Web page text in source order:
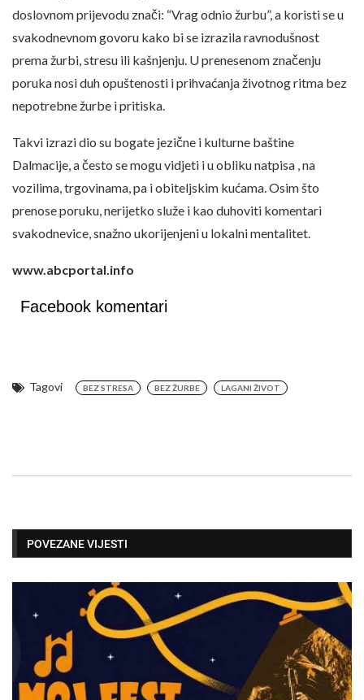
doslovnom prijevodu znači: “Vrag odnio žurbu”, a koristi se u
svakodnevnom govoru kako bi se izrazila ravnodušnost
prema žurbi, stresu ili kašnjenju. U prenesenom značenju
poruka nosi duh opuštenosti i prihvaćanja životnog ritma bez
nepotrebne žurbe i pritiska.
Takvi izrazi dio su bogate jezične i kulturne baštine
Dalmacije, a često se mogu vidjeti i u obliku natpisa , na
vozilima, trgovinama, pa i obiteljskim kućama. Osim što
prenose poruku, nerijetko služe i kao duhoviti komentari
svakodnevice, snažno ukorijenjeni u lokalni mentalitet.
www.abcportal.info
Facebook komentari
Tagovi BEZ STRESA BEZ ŽURBE LAGANI ŽIVOT
POVEZANE VIJESTI